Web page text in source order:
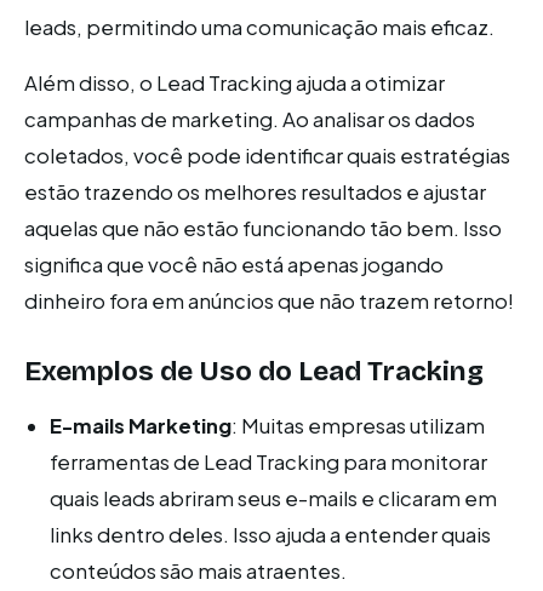
leads, permitindo uma comunicação mais eficaz.
Além disso, o Lead Tracking ajuda a otimizar
campanhas de marketing. Ao analisar os dados
coletados, você pode identificar quais estratégias
estão trazendo os melhores resultados e ajustar
aquelas que não estão funcionando tão bem. Isso
significa que você não está apenas jogando
dinheiro fora em anúncios que não trazem retorno!
Exemplos de Uso do Lead Tracking
E-mails Marketing: Muitas empresas utilizam
ferramentas de Lead Tracking para monitorar
quais leads abriram seus e-mails e clicaram em
links dentro deles. Isso ajuda a entender quais
conteúdos são mais atraentes.